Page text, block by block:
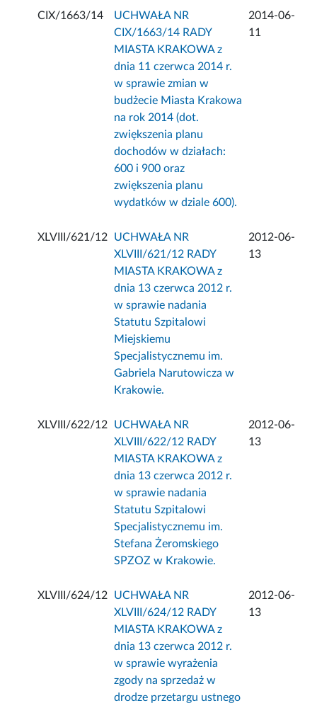
CIX/1663/14
UCHWAŁA NR
CIX/1663/14 RADY
MIASTA KRAKOWA z
dnia 11 czerwca 2014 r.
w sprawie zmian w
budżecie Miasta Krakowa
na rok 2014 (dot.
zwiększenia planu
dochodów w działach:
600 i 900 oraz
zwiększenia planu
wydatków w dziale 600).
2014-06-
11
XLVIII/621/12
UCHWAŁA NR
XLVIII/621/12 RADY
MIASTA KRAKOWA z
dnia 13 czerwca 2012 r.
w sprawie nadania
Statutu Szpitalowi
Miejskiemu
Specjalistycznemu im.
Gabriela Narutowicza w
Krakowie.
2012-06-
13
XLVIII/622/12
UCHWAŁA NR
XLVIII/622/12 RADY
MIASTA KRAKOWA z
dnia 13 czerwca 2012 r.
w sprawie nadania
Statutu Szpitalowi
Specjalistycznemu im.
Stefana Żeromskiego
SPZOZ w Krakowie.
2012-06-
13
XLVIII/624/12
UCHWAŁA NR
XLVIII/624/12 RADY
MIASTA KRAKOWA z
dnia 13 czerwca 2012 r.
w sprawie wyrażenia
zgody na sprzedaż w
drodze przetargu ustnego
2012-06-
13